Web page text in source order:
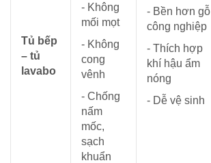
Tủ bếp
– tủ
lavabo
- Không
mối mọt
- Không
cong
vênh
- Chống
nấm
mốc,
sạch
khuẩn
- Bền hơn gỗ
công nghiệp
- Thích hợp
khí hậu ẩm
nóng
- Dễ vệ sinh